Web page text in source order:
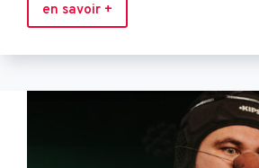
en savoir +
Fanfare
de